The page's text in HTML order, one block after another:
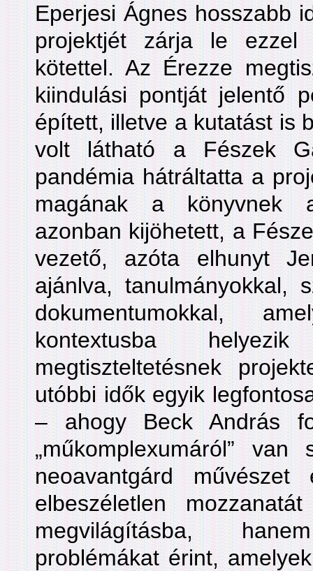
Eperjesi Ágnes hosszabb
projektjét zárja le ezzel
kötettel. Az Érezze
kiindulási pontját jelentő
épített, illetve a kutatást is
volt látható a Fészek
pandémia hátráltatta a
magának a könyvnek
azonban kijöhetett, a
vezető, azóta elhunyt
ajánlva, tanulmányokkal,
dokumentumokkal,
kontextusba
megtiszteltetésnek
utóbbi idők egyik
– ahogy Beck András
„műkomplexumáról”
neoavantgárd
elbeszéletlen
megvilágításba,
problémákat érint,